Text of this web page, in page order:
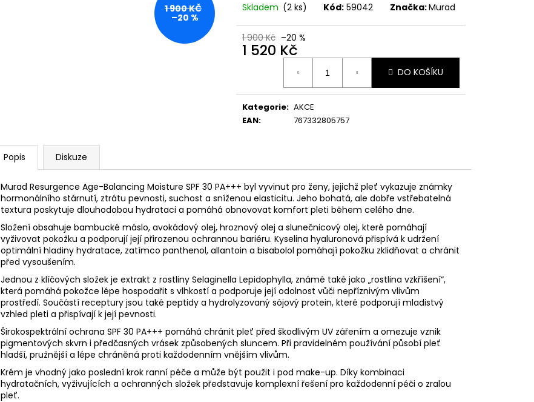
Skladem (2 ks) Kód: 59042 Značka:Murad
1 900 Kč –20 %
1 520 Kč
DO KOŠÍKU
Kategorie: AKCE
EAN: 767332805757
1 900 KČ
–20 %
Popis Diskuze
Murad Resurgence Age-Balancing Moisture SPF 30 PA+++ byl vyvinut pro ženy, jejichž pleť vykazuje známky
hormonálního stárnutí, ztrátu pevnosti, suchost a sníženou elasticitu. Jeho bohatá, ale dobře vstřebatelná
textura poskytuje dlouhodobou hydrataci a pomáhá obnovovat komfort pleti během celého dne.
Složení obsahuje bambucké máslo, avokádový olej, hroznový olej a slunečnicový olej, které pomáhají
vyživovat pokožku a podporují její přirozenou ochrannou bariéru. Kyselina hyaluronová přispívá k udržení
optimální hladiny hydratace, zatímco panthenol, allantoin a bisabolol pomáhají pokožku zklidňovat a chránit
před vysoušením.
Jednou z klíčových složek je extrakt z rostliny Selaginella Lepidophylla, známé také jako „rostlina vzkříšení“,
která pomáhá pokožce lépe hospodařit s vlhkostí a podporuje její odolnost vůči nepříznivým vlivům
prostředí. Součástí receptury jsou také peptidy a hydrolyzovaný sójový protein, které podporují mladistvý
vzhled pleti a přispívají k její pevnosti.
Širokospektrální ochrana SPF 30 PA+++ pomáhá chránit pleť před škodlivým UV zářením a omezuje vznik
pigmentových skvrn i předčasných vrásek způsobených sluncem. Při pravidelném používání působí pleť
hladší, pružnější a lépe chráněná proti každodenním vnějším vlivům.
Krém je vhodný jako poslední krok ranní péče a může být použit i pod make-up. Díky kombinaci
hydratačních, vyživujících a ochranných složek představuje komplexní řešení pro každodenní péči o zralou
pleť.